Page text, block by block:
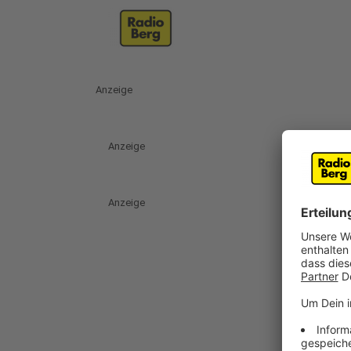
Anzeige
Anzeige
Anzeige